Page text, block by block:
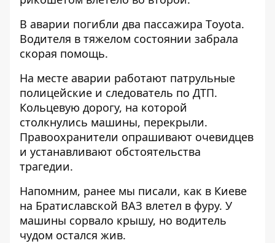
В аварии погибли два пассажира Тoyota.
Водителя в тяжелом состоянии забрала
скорая помощь.
На месте аварии работают патрульные
полицейские и следователь по ДТП.
Кольцевую дорогу, на которой
столкнулись машины, перекрыли.
Правоохранители опрашивают очевидцев
и устанавливают обстоятельства
трагедии.
Напомним, ранее мы писали, как в Киеве
на Братиславской ВАЗ влетел в фуру. У
машины сорвало крышу, но водитель
чудом остался жив.